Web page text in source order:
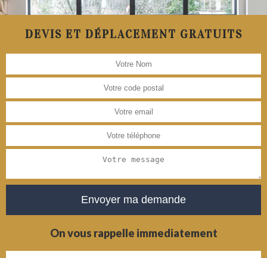
DEVIS ET DÉPLACEMENT GRATUITS
On vous rappelle immediatement